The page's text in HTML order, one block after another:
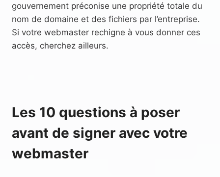
gouvernement préconise une propriété totale du
nom de domaine et des fichiers par l’entreprise.
Si votre webmaster rechigne à vous donner ces
accès, cherchez ailleurs.
Les 10 questions à poser
avant de signer avec votre
webmaster